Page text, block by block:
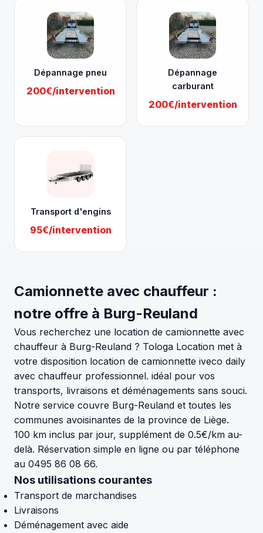
Dépannage pneu
200€/intervention
Dépannage
carburant
200€/intervention
Transport d'engins
95€/intervention
Camionnette avec chauffeur :
notre offre à Burg-Reuland
Vous recherchez une location de camionnette avec
chauffeur à Burg-Reuland ? Tologa Location met à
votre disposition location de camionnette iveco daily
avec chauffeur professionnel. idéal pour vos
transports, livraisons et déménagements sans souci.
Notre service couvre Burg-Reuland et toutes les
communes avoisinantes de la province de Liège.
100 km inclus par jour, supplément de 0.5€/km au-
delà. Réservation simple en ligne ou par téléphone
au 0495 86 08 66.
Nos utilisations courantes
Transport de marchandises
Livraisons
Déménagement avec aide